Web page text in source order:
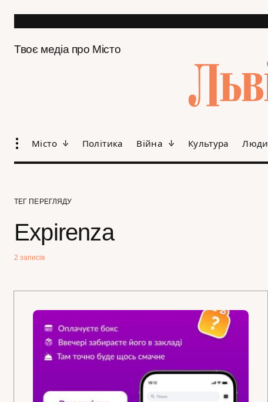
Твоє медіа про Місто
Місто Політика Війна Культура Люди
ТЕГ ПЕРЕГЛЯДУ
Expirenza
2 записів